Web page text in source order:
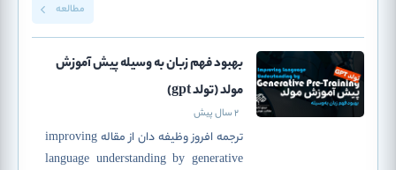
مطالعه
بهبود فهم زبان به وسیله پیش آموزش
مولد (تولد gpt)
2 سال پیش
ترجمه افروز وظیفه دان از مقاله improving
language understanding by generative